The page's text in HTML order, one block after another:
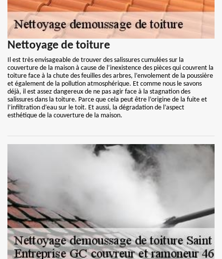
Nettoyage de toiture
Il est très envisageable de trouver des salissures cumulées sur la
couverture de la maison à cause de l’inexistence des pièces qui couvrent la
toiture face à la chute des feuilles des arbres, l’envolement de la poussière
et également de la pollution atmosphérique. Et comme nous le savons
déjà, il est assez dangereux de ne pas agir face à la stagnation des
salissures dans la toiture. Parce que cela peut être l’origine de la fuite et
l’infiltration d’eau sur le toit. Et aussi, la dégradation de l’aspect
esthétique de la couverture de la maison.